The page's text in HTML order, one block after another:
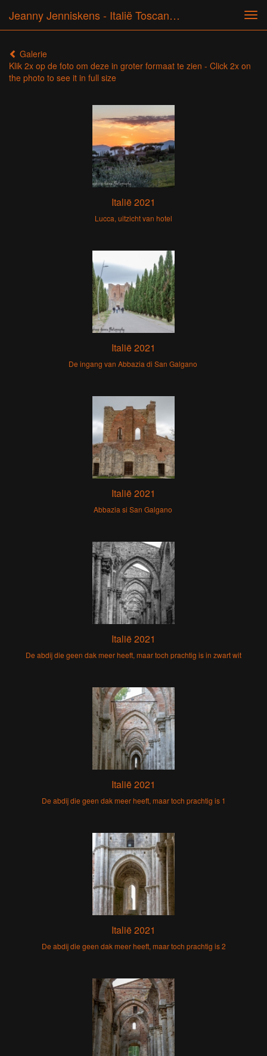
Jeanny Jenniskens - Italië Toscane 2021
Galerie
Klik 2x op de foto om deze in groter formaat te zien - Click 2x on
the photo to see it in full size
Italië 2021
Lucca, uitzicht van hotel
Italië 2021
De ingang van Abbazia di San Galgano
Italië 2021
Abbazia si San Galgano
Italië 2021
De abdij die geen dak meer heeft, maar toch prachtig is in zwart wit
Italië 2021
De abdij die geen dak meer heeft, maar toch prachtig is 1
Italië 2021
De abdij die geen dak meer heeft, maar toch prachtig is 2